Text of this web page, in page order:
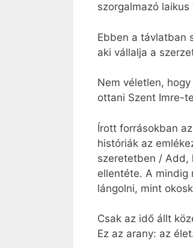
szorgalmazó
Ebben a távlatban
aki vállalja a
Nem véletlen,
ottani Szent Imre-
Írott forrásokban
históriák az
szeretetben / Add,
ellentéte. A mindig
lángolni, mint
Csak az idő állt
Ez az arany: az